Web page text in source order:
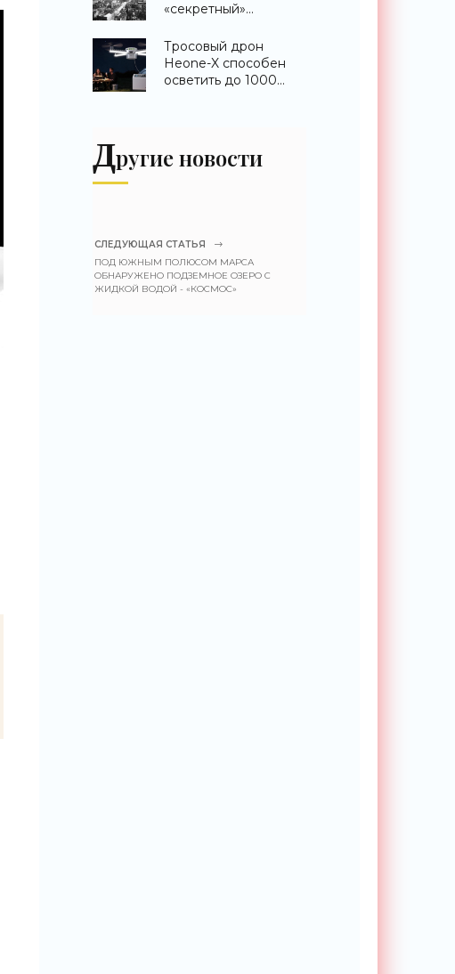
«секретный»
никогда не
существовало -
«Технологии»
Тросовый дрон
Heone-X способен
осветить до 1000
Другие новости
СЛЕДУЮЩАЯ СТАТЬЯ
ПОД ЮЖНЫМ ПОЛЮСОМ МАРСА
ОБНАРУЖЕНО ПОДЗЕМНОЕ ОЗЕРО С
ЖИДКОЙ ВОДОЙ - «КОСМОС»